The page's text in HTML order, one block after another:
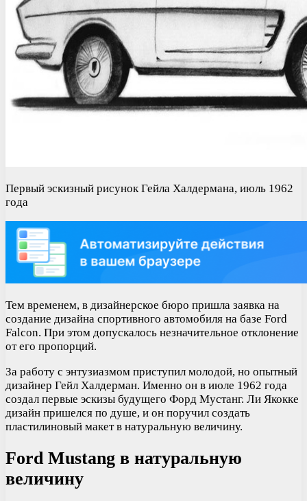
Первый эскизный рисунок Гейла Халдермана, июль 1962
года
Тем временем, в дизайнерское бюро пришла заявка на
создание дизайна спортивного автомобиля на базе Ford
Falcon. При этом допускалось незначительное отклонение
от его пропорций.
За работу с энтузиазмом приступил молодой, но опытный
дизайнер Гейл Халдерман. Именно он в июле 1962 года
создал первые эскизы будущего Форд Мустанг. Ли Якокке
дизайн пришелся по душе, и он поручил создать
пластилиновый макет в натуральную величину.
Ford Mustang в натуральную
величину